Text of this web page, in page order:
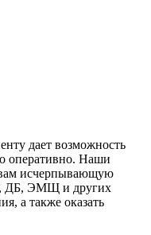
дает возможность
оперативно. Наши
вам исчерпывающую
ДБ, ЭМЩ и других
а также оказать